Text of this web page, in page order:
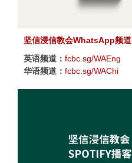
坚信浸信教会WhatsApp频道
英语频道： fcbc.sg/WAEng
华语频道： fcbc.sg/WAChi